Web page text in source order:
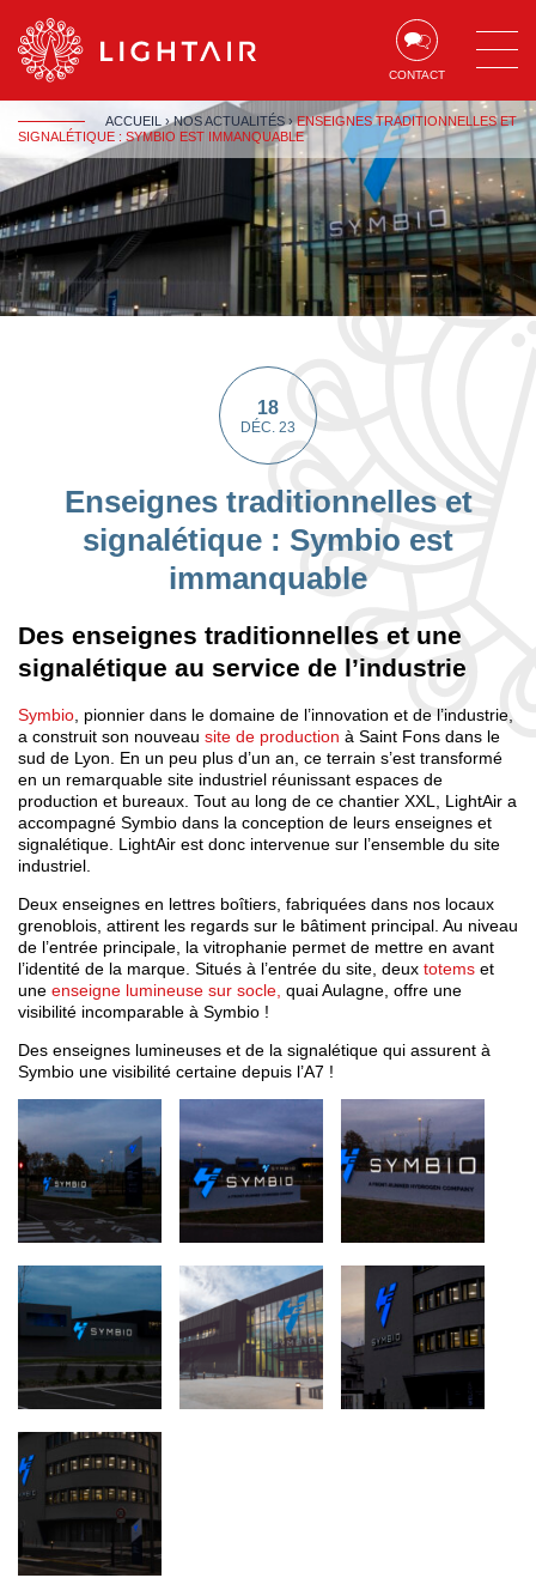
Aller au contenu Aller à la recherche
CONTACT
ACCUEIL ›NOS ACTUALITÉS ›ENSEIGNES TRADITIONNELLES ET
SIGNALÉTIQUE : SYMBIO EST IMMANQUABLE
Enseignes traditionnelles et
signalétique : Symbio est
immanquable
18
DÉC. 23
Des enseignes traditionnelles et une
signalétique au service de l’industrie
Symbio, pionnier dans le domaine de l’innovation et de l’industrie,
a construit son nouveau site de production à Saint Fons dans le
sud de Lyon. En un peu plus d’un an, ce terrain s’est transformé
en un remarquable site industriel réunissant espaces de
production et bureaux. Tout au long de ce chantier XXL, LightAir a
accompagné Symbio dans la conception de leurs enseignes et
signalétique. LightAir est donc intervenue sur l’ensemble du site
industriel.
Deux enseignes en lettres boîtiers, fabriquées dans nos locaux
grenoblois, attirent les regards sur le bâtiment principal. Au niveau
de l’entrée principale, la vitrophanie permet de mettre en avant
l’identité de la marque. Situés à l’entrée du site, deux totems et
une enseigne lumineuse sur socle, quai Aulagne, offre une
visibilité incomparable à Symbio !
Des enseignes lumineuses et de la signalétique qui assurent à
Symbio une visibilité certaine depuis l’A7 !